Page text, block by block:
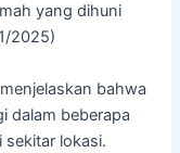
yang dihuni
2025)
bahwa
dalam beberapa
sekitar lokasi.